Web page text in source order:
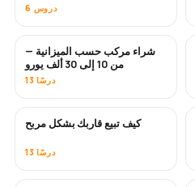
6 دروس
قريبًا
شراء مركب حسب الميزانية —
من 10 إلى 30 ألف يورو
13 درسًا
جديد
كيف تبيع قاربك بشكل مربح
13 درسًا